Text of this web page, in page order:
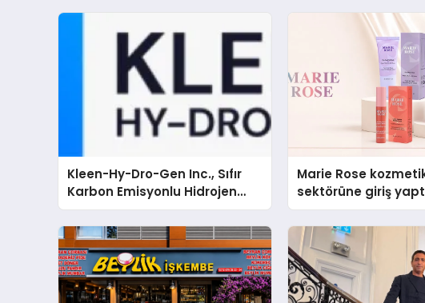
Kleen-Hy-Dro-Gen Inc., Sıfır
Karbon Emisyonlu Hidrojen
Isıtma Teknolojisinde ISO ve
TSSA Düzenleyici Onaylarını
Aldı
Marie Rose
sektörüne giriş